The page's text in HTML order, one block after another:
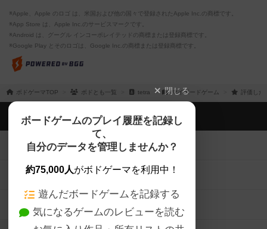
※Apple、Apple のロゴ は、米国および他の国々で登録されたApple Inc.の商標です。
※App Store は、Apple Inc.のサービスマークです。
※Android は、グーグル インコーポレイテッドの商標または登録商標です。
※Google Play とそのロゴは、Google Inc.の商標または登録商標です。
ボドゲーマTOP ボドとも一覧 tetra マイボードゲーム 評価した
閉じる
ボードゲームのプレイ履歴を記録し
て、
自分のデータを管理しませんか？
約75,000人がボドゲーマを利用中！
遊んだボードゲームを記録する
気になるゲームのレビューを読む
ボドゲーマTOP
ボードゲームを検索する
ボードゲームの新着レビュー
ボードゲーム会情報